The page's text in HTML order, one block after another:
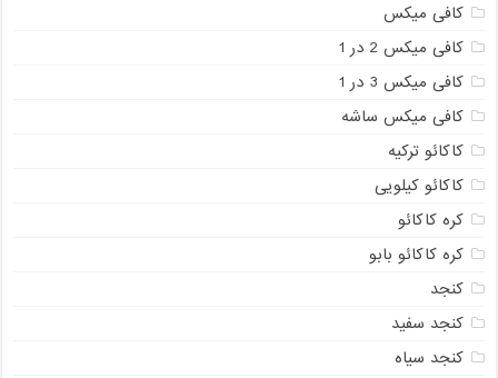
کافی میکس
کافی میکس 2 در 1
کافی میکس 3 در 1
کافی میکس ساشه
کاکائو ترکیه
کاکائو کیلویی
کره کاکائو
کره کاکائو بابو
کنجد
کنجد سفید
کنجد سیاه